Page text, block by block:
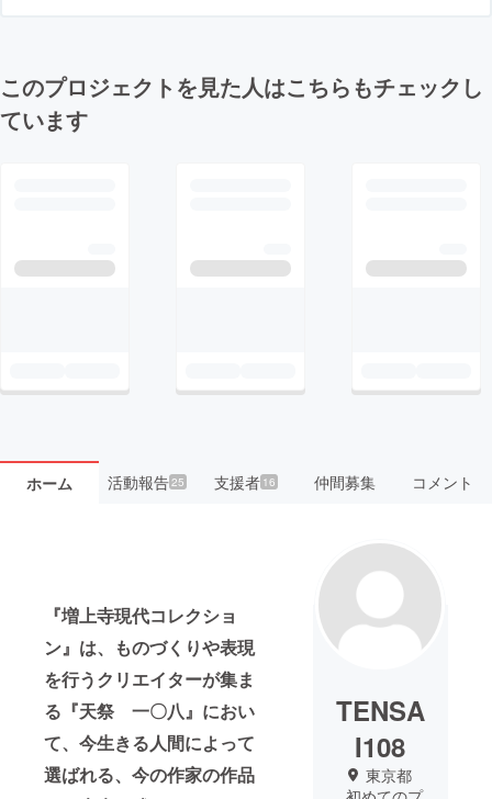
このプロジェクトを見た人はこちらもチェックし
ています
ホーム 活動報告25 支援者 16 仲間募集 コメント
『増上寺現代コレクショ
ン』は、ものづくりや表現
を行うクリエイターが集ま
る『天祭 一〇八』におい
て、今生きる人間によって
選ばれる、今の作家の作品
TENSA
I108
東京都